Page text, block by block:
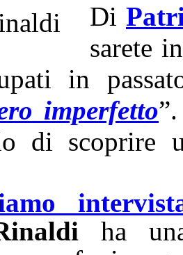
Di
sarete
in
imperfetto
di scoprire
ha